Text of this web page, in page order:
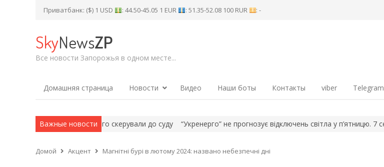
Приватбанк: ($) 1 USD : 44.50-45.05 1 EUR : 51.35-52.08 100 RUR : -
SkyNewsZP
Все новости Запорожья в одном месте...
Домашняя страница Новости Видео Наши боты Контакты viber Telegram
Важные новости
справу Коломойського скерували до суду “Укренерго” не прогнозує відключень світла у п’ятницю. 7 серпня
Домой Акцент Магнітні бурі в лютому 2024: названо небезпечні дні